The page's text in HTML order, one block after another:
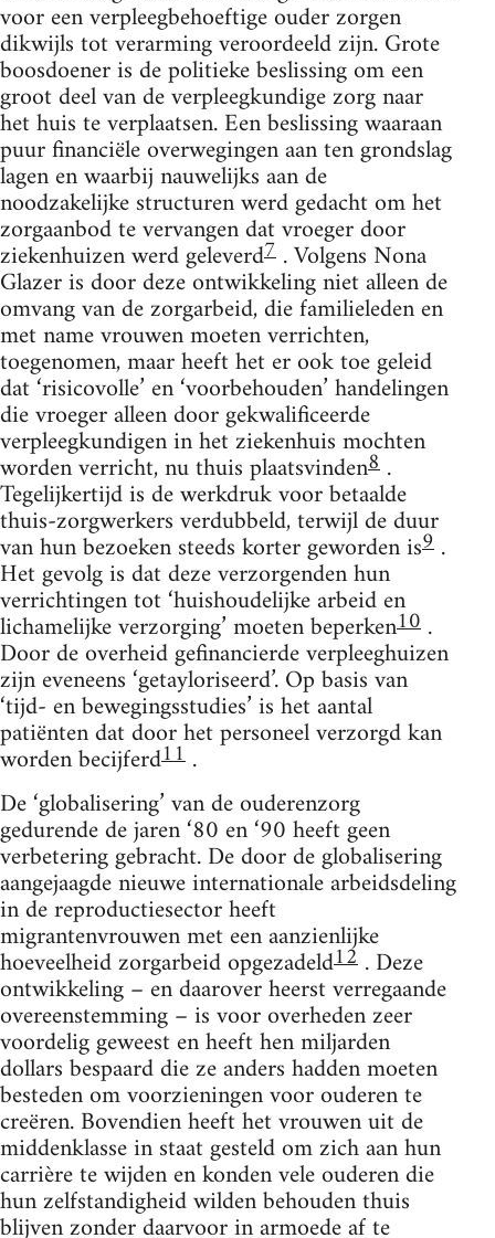
voor een verpleegbehoeftige ouder zorgen
dikwijls tot verarming veroordeeld zijn. Grote
boosdoener is de politieke beslissing om een
groot deel van de verpleegkundige zorg naar
het huis te verplaatsen. Een beslissing waaraan
puur financiële overwegingen aan ten grondslag
lagen en waarbij nauwelijks aan de
noodzakelijke structuren werd gedacht om het
zorgaanbod te vervangen dat vroeger door
ziekenhuizen werd geleverd7 . Volgens Nona
Glazer is door deze ontwikkeling niet alleen de
omvang van de zorgarbeid, die familieleden en
met name vrouwen moeten verrichten,
toegenomen, maar heeft het er ook toe geleid
dat ‘risicovolle’ en ‘voorbehouden’ handelingen
die vroeger alleen door gekwalificeerde
verpleegkundigen in het ziekenhuis mochten
worden verricht, nu thuis plaatsvinden8 .
Tegelijkertijd is de werkdruk voor betaalde
thuis-zorgwerkers verdubbeld, terwijl de duur
van hun bezoeken steeds korter geworden is9 .
Het gevolg is dat deze verzorgenden hun
verrichtingen tot ‘huishoudelijke arbeid en
lichamelijke verzorging’ moeten beperken10 .
Door de overheid gefinancierde verpleeghuizen
zijn eveneens ‘getayloriseerd’. Op basis van
‘tijd- en bewegingsstudies’ is het aantal
patiënten dat door het personeel verzorgd kan
worden becijferd11 .
De ‘globalisering’ van de ouderenzorg
gedurende de jaren ‘80 en ‘90 heeft geen
verbetering gebracht. De door de globalisering
aangejaagde nieuwe internationale arbeidsdeling
in de reproductiesector heeft
migrantenvrouwen met een aanzienlijke
hoeveelheid zorgarbeid opgezadeld12 . Deze
ontwikkeling – en daarover heerst verregaande
overeenstemming – is voor overheden zeer
voordelig geweest en heeft hen miljarden
dollars bespaard die ze anders hadden moeten
besteden om voorzieningen voor ouderen te
creëren. Bovendien heeft het vrouwen uit de
middenklasse in staat gesteld om zich aan hun
carrière te wijden en konden vele ouderen die
hun zelfstandigheid wilden behouden thuis
blijven zonder daarvoor in armoede af te